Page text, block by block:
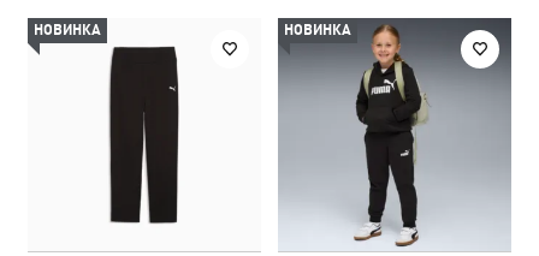
НОВИНКА НОВИНКА